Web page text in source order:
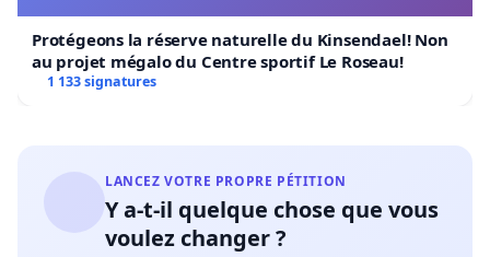
Protégeons la réserve naturelle du Kinsendael! Non
au projet mégalo du Centre sportif Le Roseau!
1 133 signatures
LANCEZ VOTRE PROPRE PÉTITION
Y a-t-il quelque chose que vous
voulez changer ?